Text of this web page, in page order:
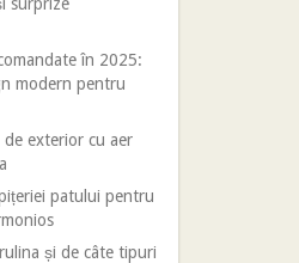
în 2025:
modern pentru
exterior cu aer
patului pentru
și de câte tipuri